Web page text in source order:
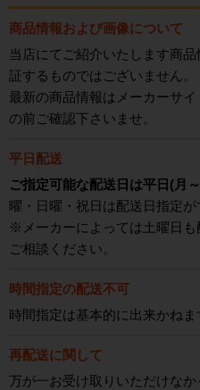
商品情報および画像について
当店にてご紹介いたします商
証するものではございません。
最新の商品情報はメーカーサ
の前ご確認下さいませ。
平日配送
ご指定可能な配送日は平日(月
曜・日曜・祝日は配送日指定が
※メーカーによっては土曜日
ご相談ください。
時間指定の配送不可
時間指定は基本的に出来かねま
再配送に関して
万が一お受け取りいただけな